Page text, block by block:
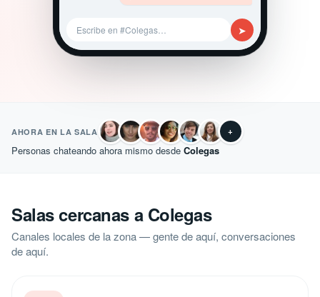
Escribe en #Colegas… ➤
AHORA EN LA SALA +
Personas chateando ahora mismo desde Colegas
Salas cercanas a Colegas
Canales locales de la zona — gente de aquí, conversaciones
de aquí.